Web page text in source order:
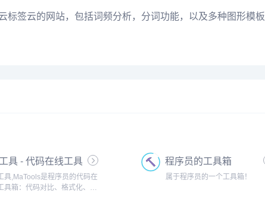
签云的网站，包括词频分析，分词功能，以及多种图形模
具 - 代码在线工具
具,MaTools是程序员的代码在
具箱：代码对比、格式化、压
程序员的工具箱
属于程序员的一个工具箱！